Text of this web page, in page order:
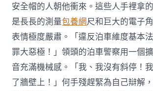
安全帽的人朝他衝來。這些人手裡拿
是長長的測量包養網尺和巨大的電子
表情極度嚴肅。「違反泊車維度基本
罪大惡極！」領頭的泊車警察用一個
音充滿機械感。「我、我沒有斜停！
了牆壁上！」何手殘趕緊為自己辯解